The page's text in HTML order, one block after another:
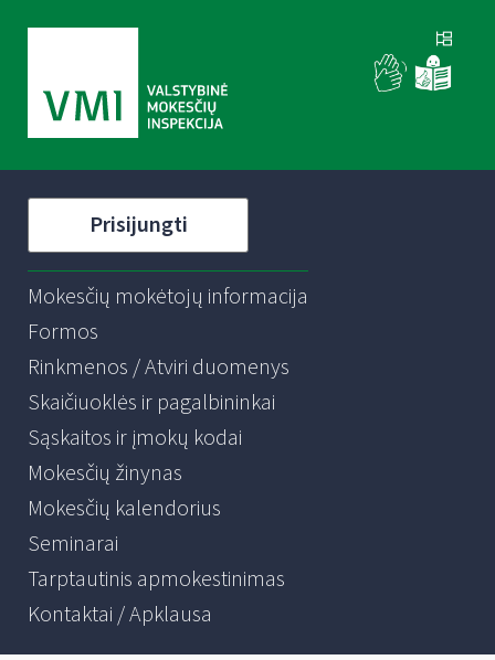
Prisijungti
Mokesčių mokėtojų informacija
Formos
Rinkmenos / Atviri duomenys
Skaičiuoklės ir pagalbininkai
Sąskaitos ir įmokų kodai
Mokesčių žinynas
Mokesčių kalendorius
Seminarai
Tarptautinis apmokestinimas
Kontaktai / Apklausa